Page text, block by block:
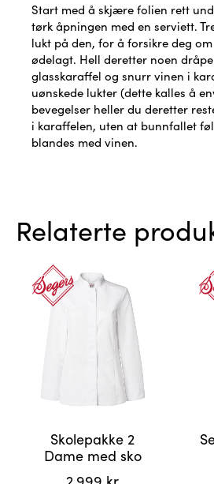
Start med å skjære folien rett
tørk åpningen med en serviett.
lukt på den, for å forsikre deg
ødelagt. Hell deretter noen
glasskaraffel og snurr vinen i
uønskede lukter (dette kalles å
bevegelser heller du deretter
i karaffelen, uten at bunnfallet
blandes med vinen.
Relaterte
Skolepakke 2
Dame med sko